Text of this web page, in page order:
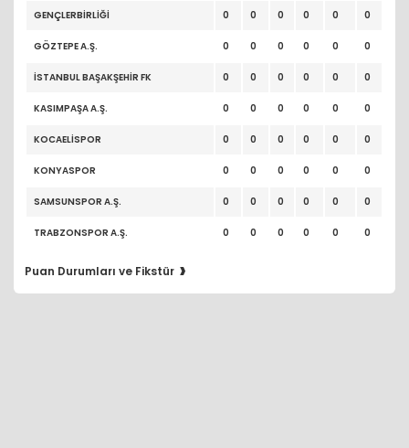
GENÇLERBİRLİĞİ 0 0 0 0 0 0
GÖZTEPE A.Ş. 0 0 0 0 0 0
İSTANBUL BAŞAKŞEHİR FK 0 0 0 0 0 0
KASIMPAŞA A.Ş. 0 0 0 0 0 0
KOCAELİSPOR 0 0 0 0 0 0
KONYASPOR 0 0 0 0 0 0
SAMSUNSPOR A.Ş. 0 0 0 0 0 0
TRABZONSPOR A.Ş. 0 0 0 0 0 0
Puan Durumları ve Fikstür ›